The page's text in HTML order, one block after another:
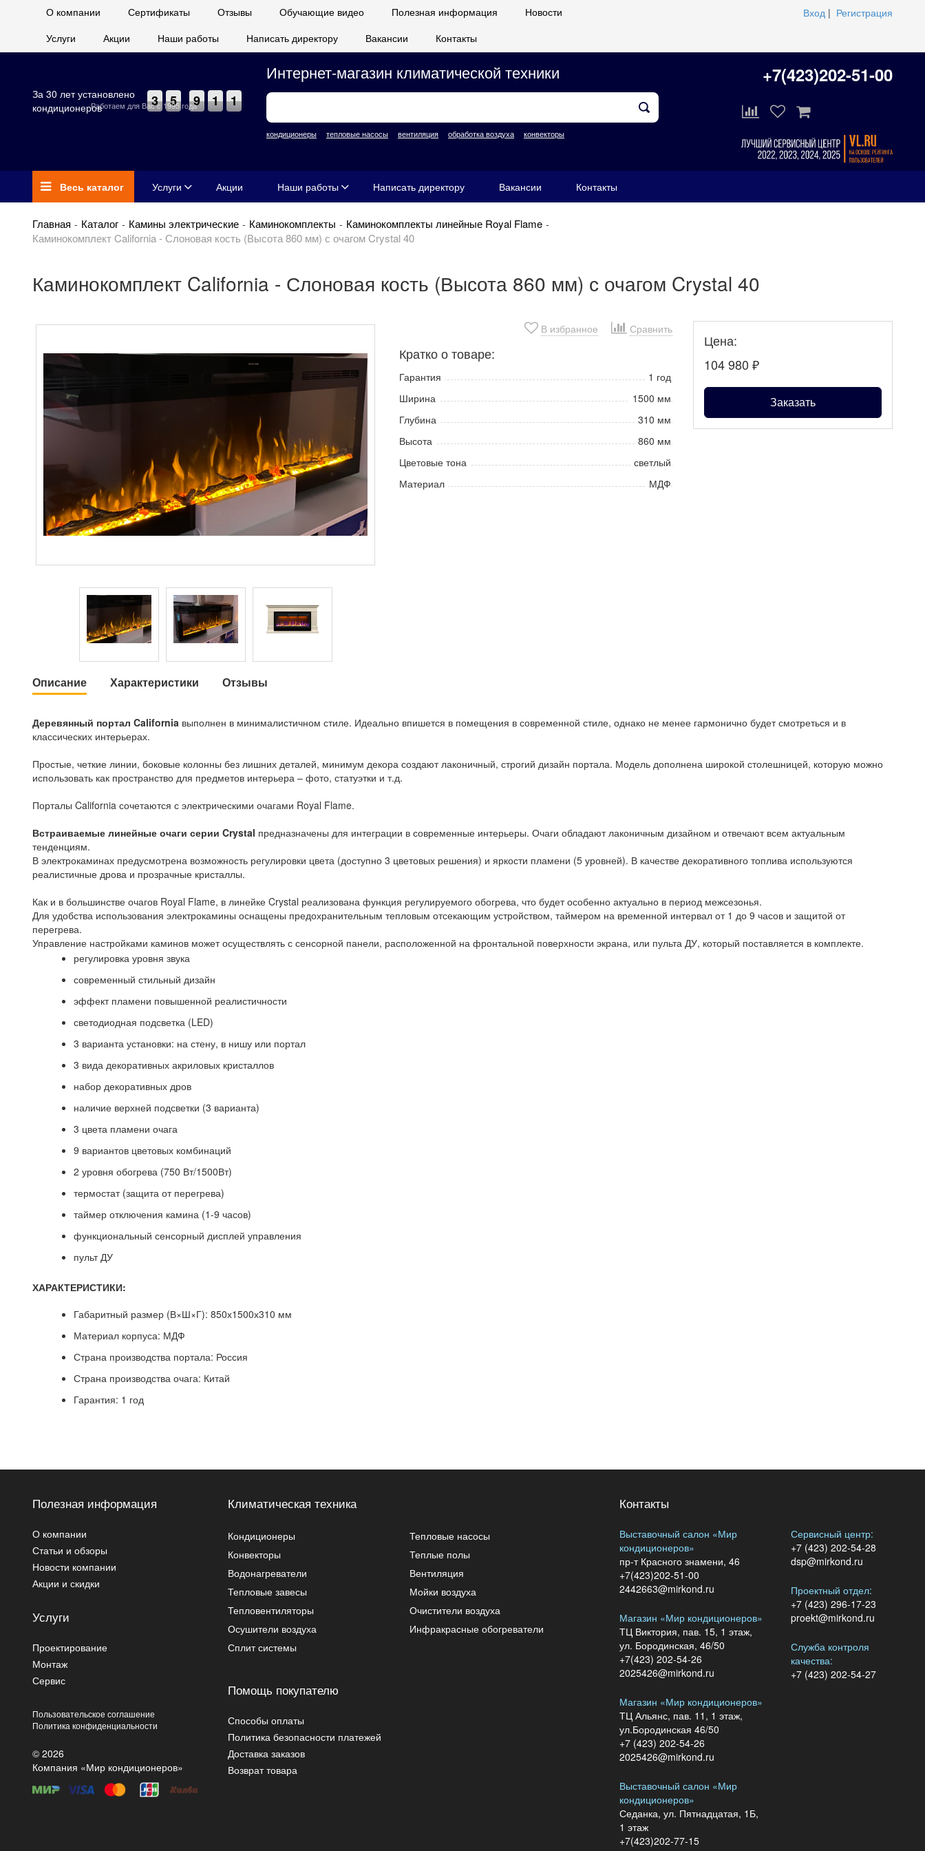
О компании Сертификаты Отзывы Обучающие видео Полезная информация
Новости
Услуги
Акции Наши работы Написать директору Вакансии Контакты
Вход | Регистрация
Работаем для Вас с 1995 года
За 30 лет установлено
кондиционеров
3 5 9 1 1
Интернет-магазин климатической техники
кондиционеры тепловые насосы вентиляция обработка воздуха конвекторы
+7(423)202-51-00
Весь каталог Услуги Акции Наши работы Написать директору Вакансии Контакты
Главная Каталог Камины электрические Каминокомплекты
Каминокомплекты линейные Royal Flame
Каминокомплект California - Слоновая кость (Высота 860 мм) с очагом Crystal 40
Каминокомплект California - Слоновая кость (Высота 860 мм) с очагом Crystal 40
В избранное Сравнить
Кратко о товаре:
Гарантия
1 год
Ширина
1500 мм
Глубина
310 мм
Высота
860 мм
Цветовые тона
светлый
Материал
МДФ
Цена:
104 980 ₽
Заказать
Описание Характеристики Отзывы
Деревянный портал California выполнен в минималистичном стиле. Идеально впишется в помещения в современной стиле, однако не менее гармонично будет смотреться и в
классических интерьерах.
Простые, четкие линии, боковые колонны без лишних деталей, минимум декора создают лаконичный, строгий дизайн портала. Модель дополнена широкой столешницей, которую можно
использовать как пространство для предметов интерьера – фото, статуэтки и т.д.
Порталы California сочетаются с электрическими очагами Royal Flame.
Встраиваемые линейные очаги серии Crystal предназначены для интеграции в современные интерьеры. Очаги обладают лаконичным дизайном и отвечают всем актуальным
тенденциям.
В электрокаминах предусмотрена возможность регулировки цвета (доступно 3 цветовых решения) и яркости пламени (5 уровней). В качестве декоративного топлива используются
реалистичные дрова и прозрачные кристаллы.
Как и в большинстве очагов Royal Flame, в линейке Crystal реализована функция регулируемого обогрева, что будет особенно актуально в период межсезонья.
Для удобства использования электрокамины оснащены предохранительным тепловым отсекающим устройством, таймером на временной интервал от 1 до 9 часов и защитой от
перегрева.
Управление настройками каминов может осуществлять с сенсорной панели, расположенной на фронтальной поверхности экрана, или пульта ДУ, который поставляется в комплекте.
регулировка уровня звука
современный стильный дизайн
эффект пламени повышенной реалистичности
светодиодная подсветка (LED)
3 варианта установки: на стену, в нишу или портал
3 вида декоративных акриловых кристаллов
набор декоративных дров
наличие верхней подсветки (3 варианта)
3 цвета пламени очага
9 вариантов цветовых комбинаций
2 уровня обогрева (750 Вт/1500Вт)
термостат (защита от перегрева)
таймер отключения камина (1-9 часов)
функциональный сенсорный дисплей управления
пульт ДУ
ХАРАКТЕРИСТИКИ:
Габаритный размер (В×Ш×Г): 850х1500х310 мм
Материал корпуса: МДФ
Страна производства портала: Россия
Страна производства очага: Китай
Гарантия: 1 год
Полезная информация
О компании
Статьи и обзоры
Новости компании
Акции и скидки
Услуги
Проектирование
Монтаж
Сервис
Климатическая техника
Кондиционеры
Тепловые насосы
Конвекторы
Теплые полы
Водонагреватели
Вентиляция
Тепловые завесы
Мойки воздуха
Тепловентиляторы
Очистители воздуха
Осушители воздуха
Инфракрасные обогреватели
Сплит системы
Пользовательское соглашение
Политика конфиденциальности
© 2026
Компания «Мир кондиционеров»
Помощь покупателю
Способы оплаты
Политика безопасности платежей
Доставка заказов
Возврат товара
Контакты
Выставочный салон «Мир
кондиционеров»
пр-т Красного знамени, 46
+7(423)202-51-00
2442663@mirkond.ru
Магазин «Мир кондиционеров»
ТЦ Виктория, пав. 15, 1 этаж,
ул. Бородинская, 46/50
+7(423) 202-54-26
2025426@mirkond.ru
Магазин «Мир кондиционеров»
ТЦ Альянс, пав. 11, 1 этаж,
ул.Бородинская 46/50
+7 (423) 202-54-26
2025426@mirkond.ru
Выставочный салон «Мир
кондиционеров»
Седанка, ул. Пятнадцатая, 1Б,
1 этаж
+7(423)202-77-15
Сервисный центр:
+7 (423) 202-54-28
dsp@mirkond.ru
Проектный отдел:
+7 (423) 296-17-23
proekt@mirkond.ru
Служба контроля
качества:
+7 (423) 202-54-27